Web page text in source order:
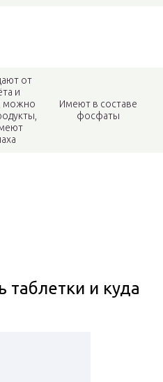
от
и
можно
Имеют в составе
фосфаты
таблетки и куда